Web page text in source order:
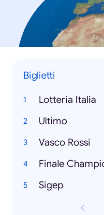
Biglietti
Lotteria Italia
Ultimo
Vasco Rossi
Sigep